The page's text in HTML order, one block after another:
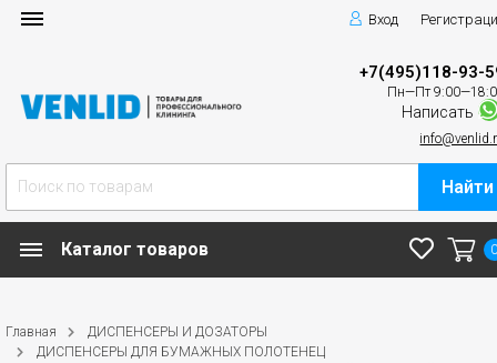
Вход
+7(495)118-93-
Пн—Пт
Написать
Найти
Каталог товаров
Главная
ДИСПЕНСЕРЫ И ДОЗАТОРЫ
ДИСПЕНСЕРЫ ДЛЯ БУМАЖНЫХ ПОЛОТЕНЕЦ